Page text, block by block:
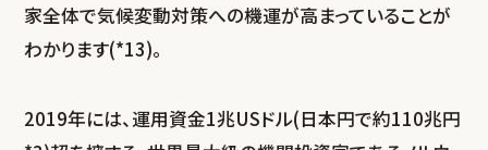
家全体で気候変動対策への機運が高まっていることが
わかります(*13)。
2019年には、運用資金1兆USドル(日本円で約110兆円